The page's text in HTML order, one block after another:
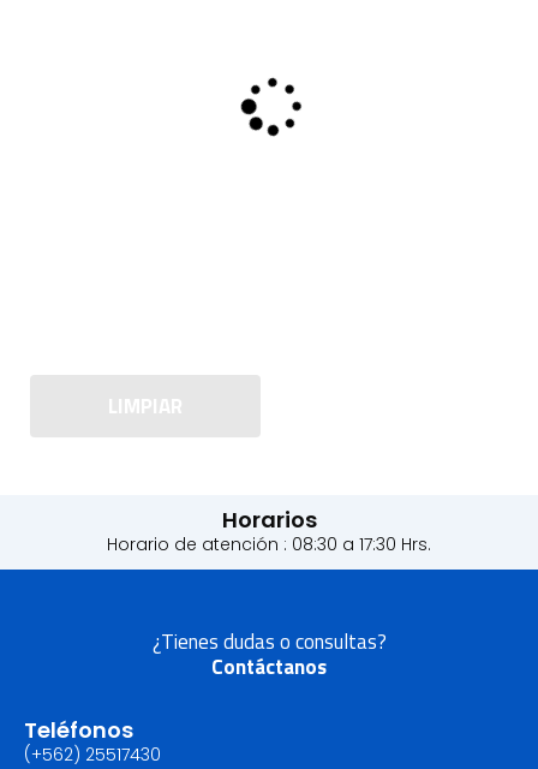
LIMPIAR
Horarios
Horario de atención : 08:30 a 17:30 Hrs.
¿Tienes dudas o consultas?
Contáctanos
Teléfonos
(+562) 25517430‬